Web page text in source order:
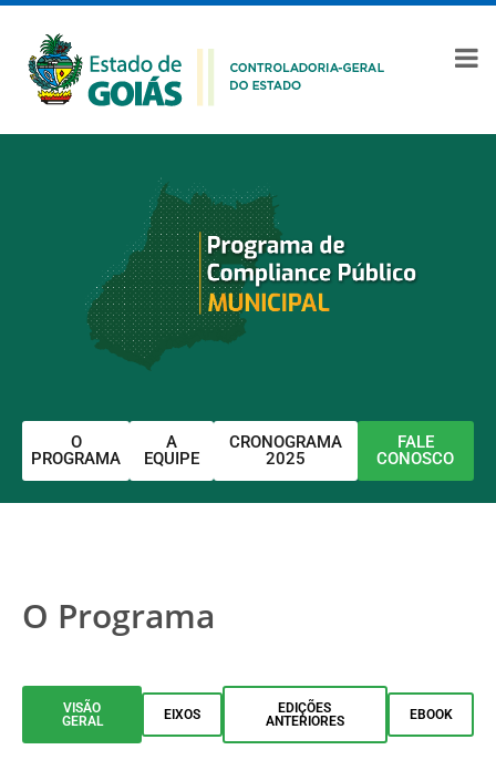
O
PROGRAMA
A
EQUIPE
CRONOGRAMA
2025
FALE
CONOSCO
O Programa
VISÃO
GERAL
EIXOS
EDIÇÕES
ANTERIORES
EBOOK